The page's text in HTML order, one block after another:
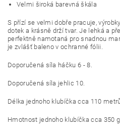
Velmi široká barevná škála
S přízí se velmi dobře pracuje,
dotek a krásně drží tvar. Je lehká a
perfektně namotaná pro snadnou
je zvlášť baleno v ochranné fólii.
Doporučená síla háčku 6 - 8.
Doporučená síla jehlic 10.
Délka jednoho klubíčka cca 110
Hmotnost jednoho klubíčka cca 350